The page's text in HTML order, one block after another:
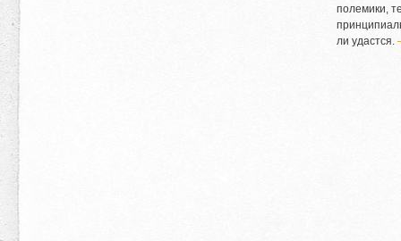
полемики,
ли удастся.